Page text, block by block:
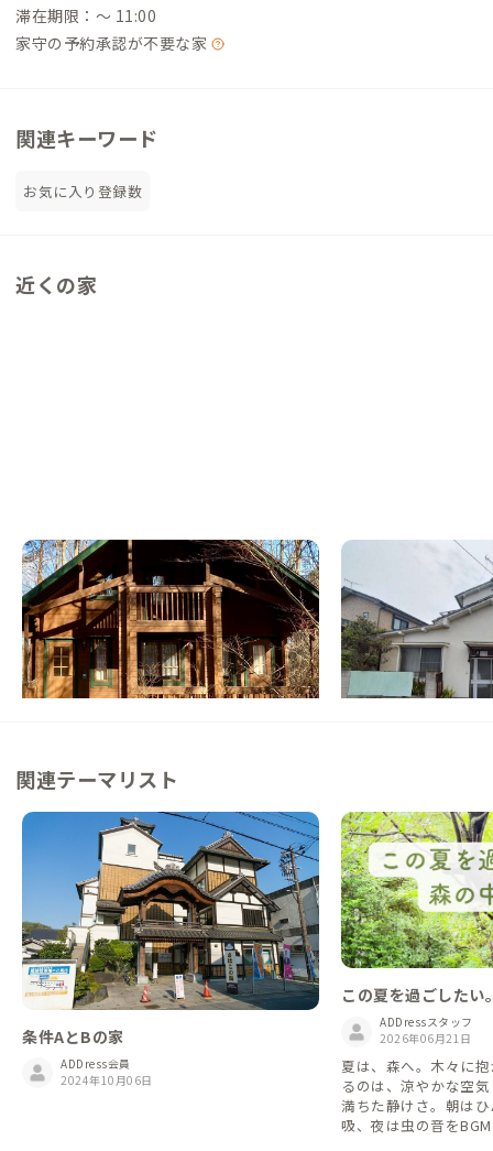
滞在期限：〜 11:00
家守の予約承認が不要な家
関連キーワード
お気に入り登録数
近くの家
佐久A邸
長野県 戸建て
【まるっと貸切専用】薪火と星空のログハウ
ス暮らし
この家からの距離 21km
群馬県 ゲストハウス
【前橋駅から車7分】
用におすすめ！暮ら
利な街の家
この家からの距離 44km
関連テーマリスト
条件AとBの家
ADDress会員
2024年10月06日
この夏を過ごしたい
ADDressスタッフ
2026年06月21日
夏は、森へ。木々に
るのは、涼やかな空
満ちた静けさ。朝は
吸、夜は虫の音を